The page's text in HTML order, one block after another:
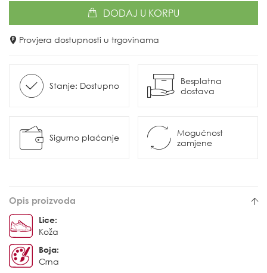
DODAJ U KORPU
Provjera dostupnosti u trgovinama
Stanje: Dostupno
Besplatna
dostava
Sigurno plaćanje
Mogućnost
zamjene
Opis proizvoda
Lice:
Koža
Boja:
Crna